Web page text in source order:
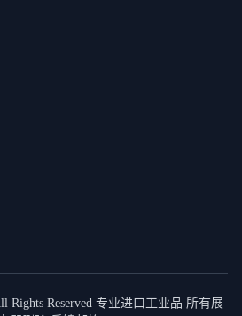
Rights Reserved 专业进口工业品 所有展